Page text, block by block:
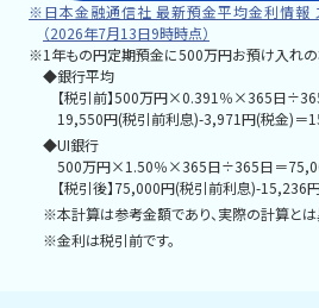
※日本金融通信社 最新預金平均金利情報
（2026年7月13日9時時点）
※1年もの円定期預金に500万円お預け入れ
◆銀行平均
【税引前】500万円×0.391％×365日
19,550円(税引前利息)-3,971円(税金)＝
◆UI銀行
500万円×1.50％×365日÷365日＝
【税引後】75,000円(税引前利息)-15,236
※本計算は参考金額であり、実際の計算とは
※金利は税引前です。